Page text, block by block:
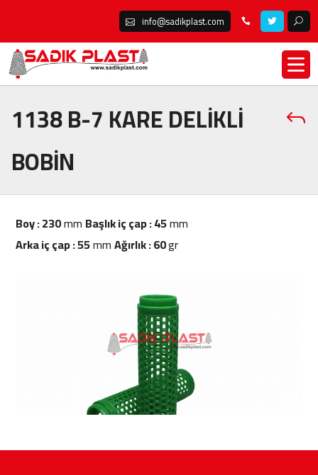
info@sadikplast.com
1138 B-7 KARE DELİKLİ
BOBİN
Boy : 230mm Başlık iç çap : 45mm
Arka iç çap : 55mmAğırlık : 60gr